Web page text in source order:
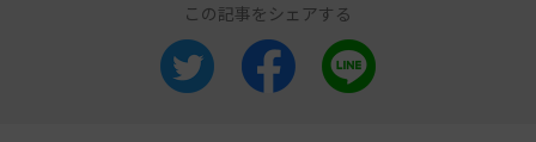
この記事をシェアする